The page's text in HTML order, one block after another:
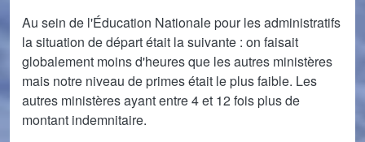
Au sein de l'Éducation Nationale pour les administratifs
la situation de départ était la suivante : on faisait
globalement moins d'heures que les autres ministères
mais notre niveau de primes était le plus faible. Les
autres ministères ayant entre 4 et 12 fois plus de
montant indemnitaire.